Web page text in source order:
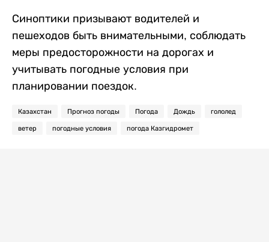
Синоптики призывают водителей и
пешеходов быть внимательными, соблюдать
меры предосторожности на дорогах и
учитывать погодные условия при
планировании поездок.
Казахстан Прогноз погоды Погода Дождь гололед
ветер погодные условия погода Казгидромет